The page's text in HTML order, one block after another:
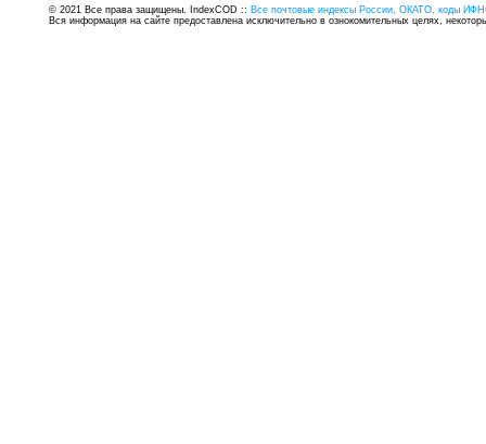
© 2021 Все права защищены. IndexCOD :: Все почтовые индексы России, ОКАТО, коды
Вся информация на сайте предоставлена исключительно в ознокомительных целях,